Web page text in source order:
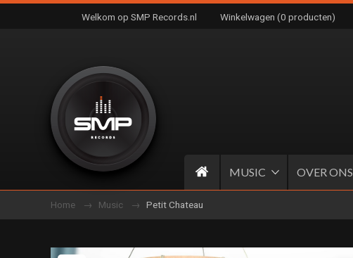
Welkom op SMP Records.nl Winkelwagen (0 producten)
MUSIC OVER ONS
Home Music Petit Chateau